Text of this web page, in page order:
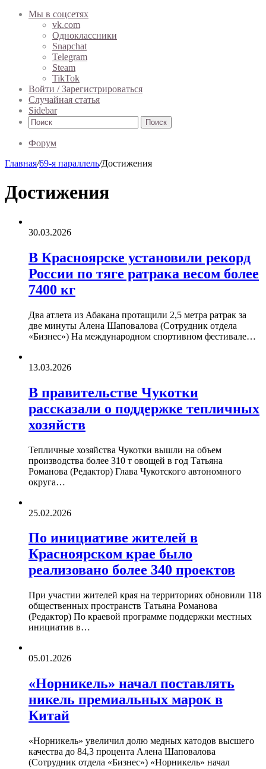
Мы в соцсетях
vk.com
Одноклассники
Snapchat
Telegram
Steam
TikTok
Войти / Зарегистрироваться
Случайная статья
Sidebar
Поиск
Форум
Главная/69-я параллель/Достижения
Достижения
30.03.2026
В Красноярске установили рекорд
России по тяге ратрака весом более
7400 кг
Два атлета из Абакана протащили 2,5 метра ратрак за
две минуты Алена Шаповалова (Сотрудник отдела
«‎Бизнес») На международном спортивном фестивале…
13.03.2026
В правительстве Чукотки
рассказали о поддержке тепличных
хозяйств
Тепличные хозяйства Чукотки вышли на объем
производства более 310 т овощей в год Татьяна
Романова (Редактор) Глава Чукотского автономного
округа…
25.02.2026
По инициативе жителей в
Красноярском крае было
реализовано более 340 проектов
При участии жителей края на территориях обновили 118
общественных пространств Татьяна Романова
(Редактор) По краевой программе поддержки местных
инициатив в…
05.01.2026
«Норникель» начал поставлять
никель премиальных марок в
Китай
«Норникель» увеличил долю медных катодов высшего
качества до 84,3 процента Алена Шаповалова
(Сотрудник отдела «‎Бизнес») «Норникель» начал